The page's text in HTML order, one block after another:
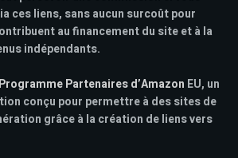
ces liens, sans aucun surcoût pour
au financement du site et à la
indépendants.
Programme Partenaires d’Amazon EU, un
conçu pour permettre à des sites de
grâce à la création de liens vers